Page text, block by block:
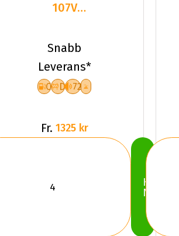
107V
PL02 XL
2026
Snabb
Leverans*
C D 72
Fr. 1325 kr
Köp
Nu